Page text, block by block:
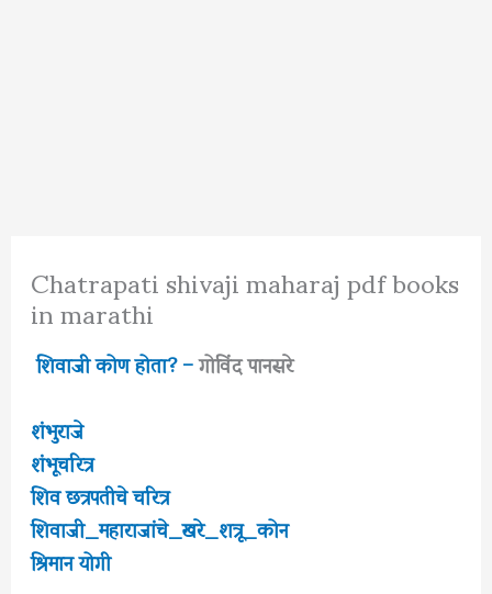
Chatrapati shivaji maharaj pdf books
in marathi
शिवाजी कोण होता? –गोविंद पानसरे
शंभुराजे
शंभूचरित्र
शिव छत्रपतीचे चरित्र
शिवाजी_महाराजांचे_खरे_शत्रू_कोन
श्रिमान योगी